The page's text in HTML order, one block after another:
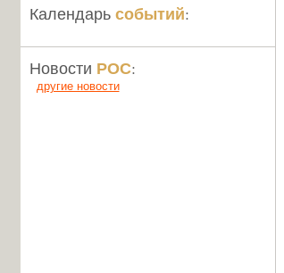
Календарь событий:
Новости РОС:
другие новости